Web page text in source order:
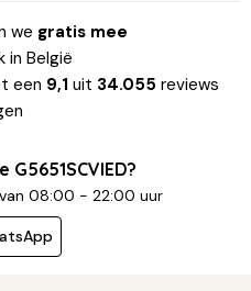
we gratis mee
in België
een 9,1 uit 34.055 reviews
08:00 - 22:00 uur